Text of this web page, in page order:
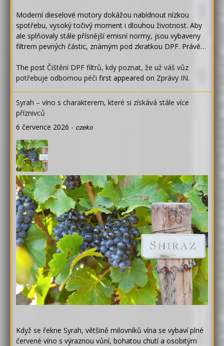
Moderní dieselové motory dokážou nabídnout nízkou
spotřebu, vysoký točivý moment i dlouhou životnost. Aby
ale splňovaly stále přísnější emisní normy, jsou vybaveny
filtrem pevných částic, známým pod zkratkou DPF. Právě…
The post Čištění DPF filtrů, kdy poznat, že už váš vůz
potřebuje odbornou péči first appeared on Zprávy IN.
Syrah – víno s charakterem, které si získává stále více
příznivců
6 července 2026 - czeko
Když se řekne Syrah, většině milovníků vína se vybaví plné
červené víno s výraznou vůní, bohatou chutí a osobitým